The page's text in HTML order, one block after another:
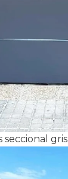
seccional gris